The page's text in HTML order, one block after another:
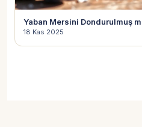
Yaban Mersini Dondurulmuş
18 Kas 2025